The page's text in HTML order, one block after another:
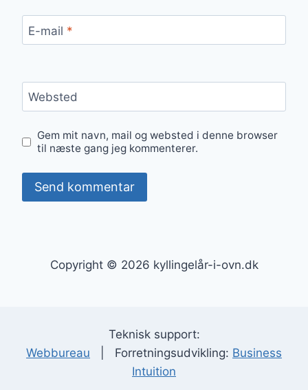
E-mail *
Websted
Gem mit navn, mail og websted i denne browser
til næste gang jeg kommenterer.
Copyright © 2026 kyllingelår-i-ovn.dk
Teknisk support:
Webbureau | Forretningsudvikling: Business
Intuition